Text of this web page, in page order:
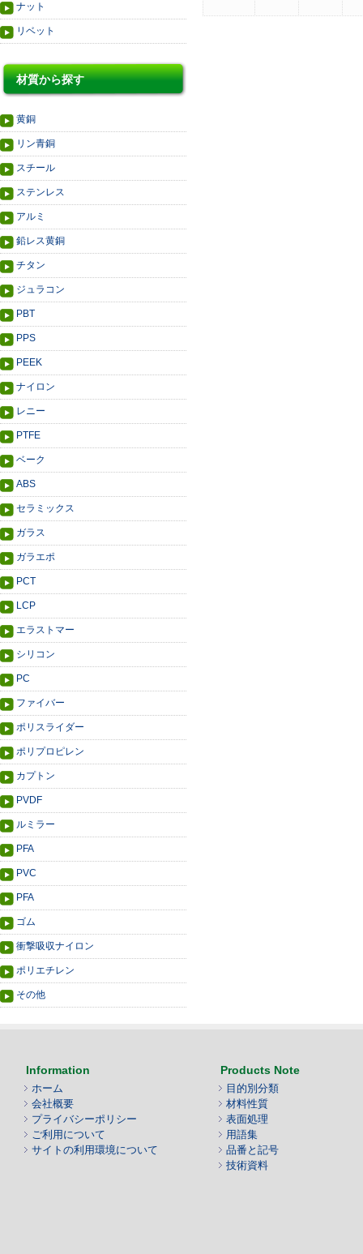
ナット
リベット
材質から探す
黄銅
リン青銅
スチール
ステンレス
アルミ
鉛レス黄銅
チタン
ジュラコン
PBT
PPS
PEEK
ナイロン
レニー
PTFE
ベーク
ABS
セラミックス
ガラス
ガラエポ
PCT
LCP
エラストマー
シリコン
PC
ファイバー
ポリスライダー
ポリプロピレン
カプトン
PVDF
ルミラー
PFA
PVC
PFA
ゴム
衝撃吸収ナイロン
ポリエチレン
その他
Information
ホーム
会社概要
プライバシーポリシー
ご利用について
サイトの利用環境について
Products Note
目的別分類
材料性質
表面処理
用語集
品番と記号
技術資料